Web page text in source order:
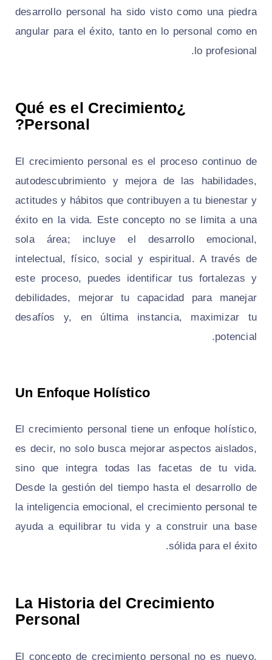
desarrollo personal ha sido visto como una piedra
angular para el éxito, tanto en lo personal como en
lo profesional.
¿Qué es el Crecimiento
Personal?
El crecimiento personal es el proceso continuo de
autodescubrimiento y mejora de las habilidades,
actitudes y hábitos que contribuyen a tu bienestar y
éxito en la vida. Este concepto no se limita a una
sola área; incluye el desarrollo emocional,
intelectual, físico, social y espiritual. A través de
este proceso, puedes identificar tus fortalezas y
debilidades, mejorar tu capacidad para manejar
desafíos y, en última instancia, maximizar tu
potencial.
Un Enfoque Holístico
El crecimiento personal tiene un enfoque holístico,
es decir, no solo busca mejorar aspectos aislados,
sino que integra todas las facetas de tu vida.
Desde la gestión del tiempo hasta el desarrollo de
la inteligencia emocional, el crecimiento personal te
ayuda a equilibrar tu vida y a construir una base
sólida para el éxito.
La Historia del Crecimiento
Personal
El concepto de crecimiento personal no es nuevo.